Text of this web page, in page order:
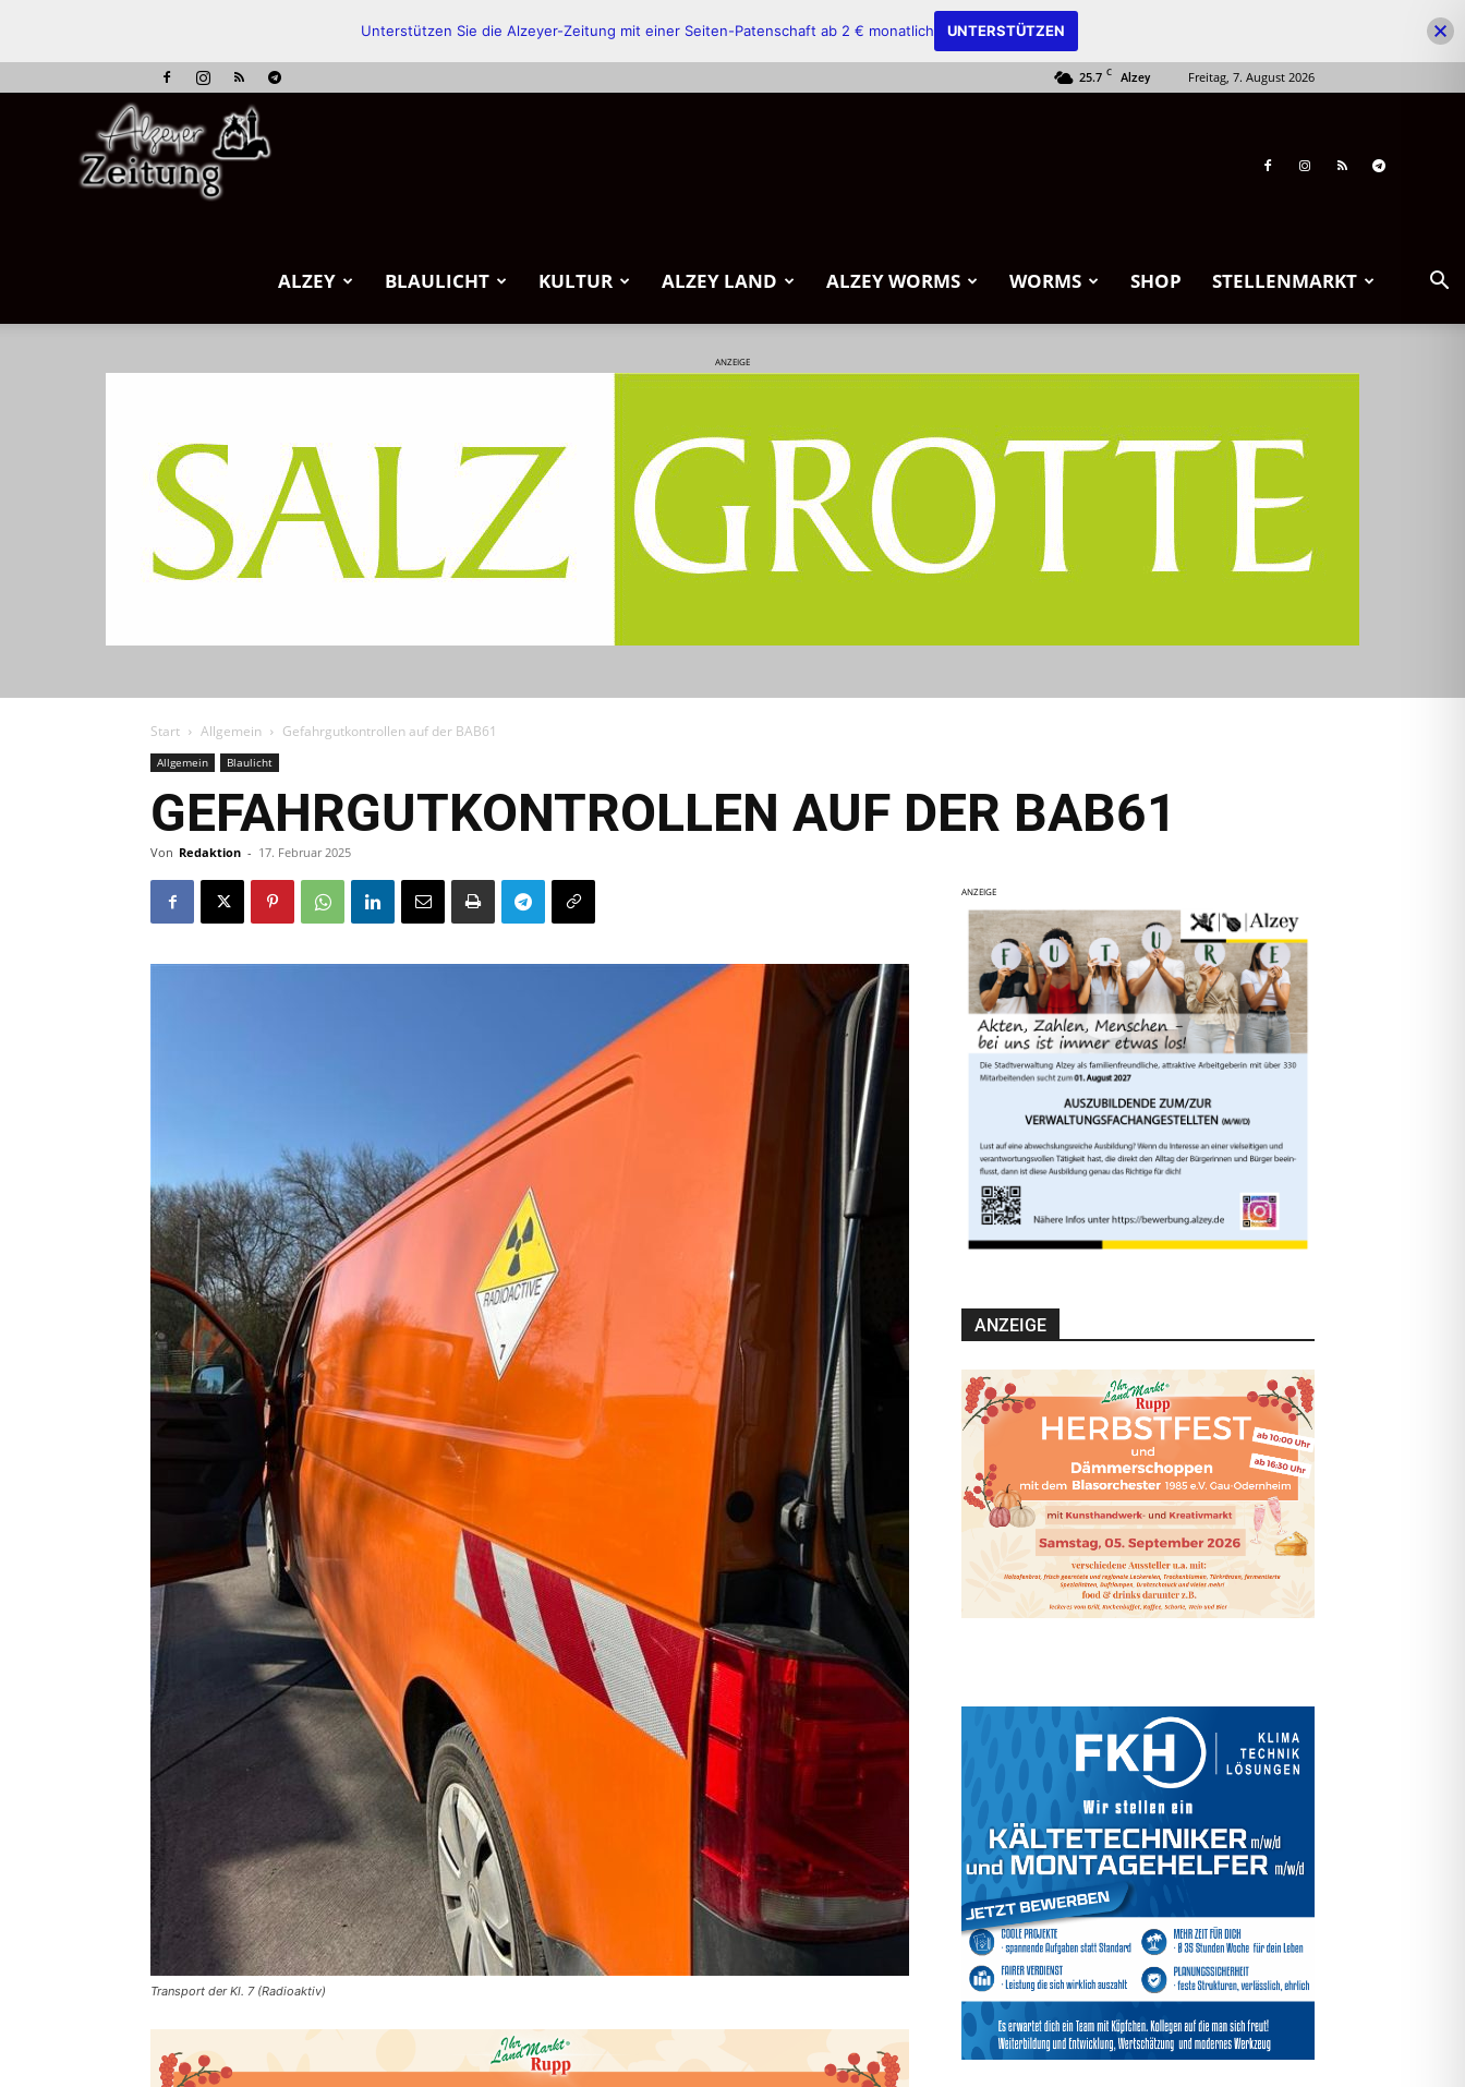
25.7 C Alzey Freitag, 7. August 2026
ALZEY BLAULICHT KULTUR ALZEY LAND ALZEY WORMS WORMS SHOP STELLENMARKT
ANZEIGE
Start Allgemein Gefahrgutkontrollen auf der BAB61
Allgemein Blaulicht
GEFAHRGUTKONTROLLEN AUF DER BAB61
Von Redaktion - 17. Februar 2025
Transport der Kl. 7 (Radioaktiv)
ANZEIGE
ANZEIGE
Unterstützen Sie die Alzeyer-Zeitung mit einer Seiten-Patenschaft ab 2 € monatlich UNTERSTÜTZEN